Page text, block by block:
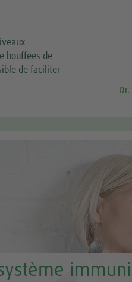
bouffées de
de faciliter